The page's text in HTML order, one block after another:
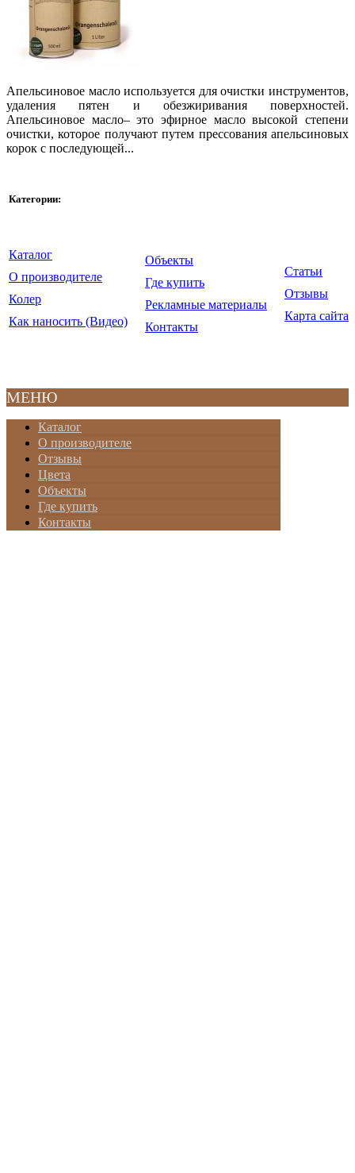
Апельсиновое масло используется для очистки инструментов,
удаления пятен и обезжиривания поверхностей.
Апельсиновое масло– это эфирное масло высокой степени
очистки, которое получают путем прессования апельсиновых
корок с последующей...
Категории:
Каталог
О производителе
Колер
Как наносить (Видео)
Объекты
Где купить
Рекламные материалы
Контакты
Статьи
Отзывы
Карта сайта
МЕНЮ
Каталог
О производителе
Отзывы
Цвета
Объекты
Где купить
Контакты